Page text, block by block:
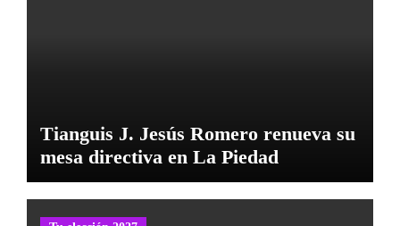
Tianguis J. Jesús Romero renueva su
mesa directiva en La Piedad